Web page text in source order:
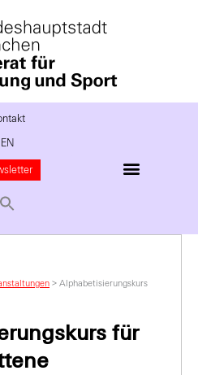
EN
> Alphabetisierungskurs
für